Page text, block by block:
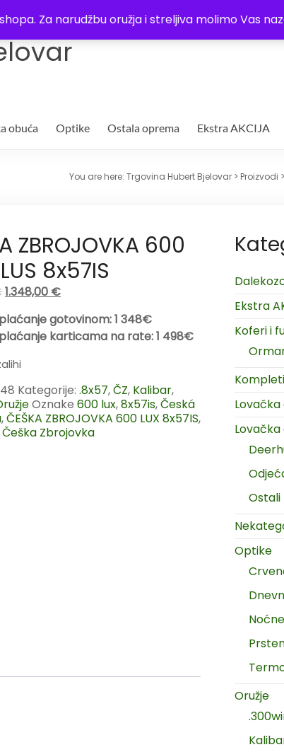
Za narudžbu oružja i streljiva molimo Vas
obuća Optike Ostala oprema Ekstra AKCIJA
You are here: Trgovina Hubert Bjelovar > Proizvodi >
ZBROJOVKA 600
8x57IS
1.348,00 €
gotovinom: 1 348€
karticama na rate: 1 498€
Kategorije: .8x57,ČZ, Kalibar,
Oznake 600 lux,8x57is,Česká
,ČEŠKA ZBROJOVKA 600 LUX 8x57IS,
Češka Zbrojovka
Ekstra
Koferi i
Optike
Noćne
Oružje